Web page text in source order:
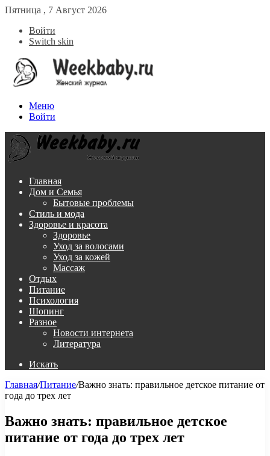
Пятница , 7 Август 2026
Войти
Switch skin
Меню
Войти
Главная
Дом и Семья
Бытовые проблемы
Стиль и мода
Здоровье и красота
Здоровье
Уход за волосами
Уход за кожей
Массаж
Отдых
Питание
Психология
Шопинг
Разное
Новости интернета
Литература
Искать
Главная/Питание/Важно знать: правильное детское питание от
года до трех лет
Важно знать: правильное детское
питание от года до трех лет